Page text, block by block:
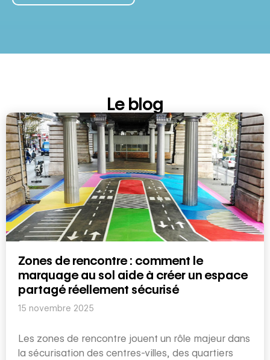
Le blog
Zones de rencontre : comment le
marquage au sol aide à créer un espace
partagé réellement sécurisé
15 novembre 2025
Les zones de rencontre jouent un rôle majeur dans
la sécurisation des centres-villes, des quartiers